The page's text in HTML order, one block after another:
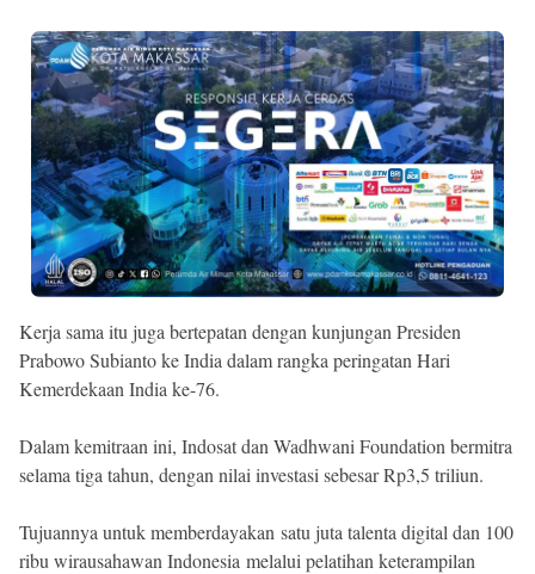
Kerja sama itu juga bertepatan dengan kunjungan Presiden
Prabowo Subianto ke India dalam rangka peringatan Hari
Kemerdekaan India ke-76.
Dalam kemitraan ini, Indosat dan Wadhwani Foundation bermitra
selama tiga tahun, dengan nilai investasi sebesar Rp3,5 triliun.
Tujuannya untuk memberdayakan satu juta talenta digital dan 100
ribu wirausahawan Indonesia melalui pelatihan keterampilan